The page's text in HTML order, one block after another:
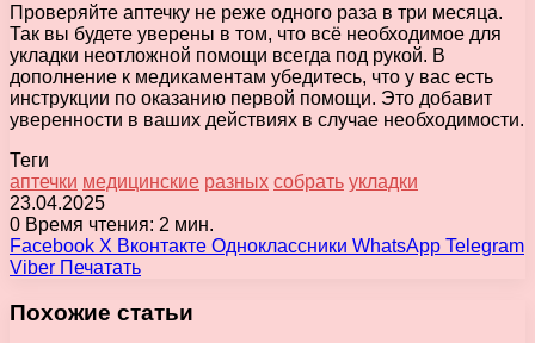
Проверяйте аптечку не реже одного раза в три месяца.
Так вы будете уверены в том, что всё необходимое для
укладки неотложной помощи всегда под рукой. В
дополнение к медикаментам убедитесь, что у вас есть
инструкции по оказанию первой помощи. Это добавит
уверенности в ваших действиях в случае необходимости.
Теги
аптечки медицинские разных собрать укладки
23.04.2025
0 Время чтения: 2 мин.
Facebook X Вконтакте Одноклассники WhatsApp Telegram
Viber Печатать
Похожие статьи